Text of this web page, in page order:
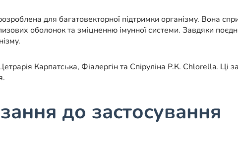
для багатовекторної підтримки організму. Вона
оболонок та зміцненню імунної системи. Завдяки
Карпатська, Фіалергін та Спіруліна Р.К. Chlorella.
до застосування